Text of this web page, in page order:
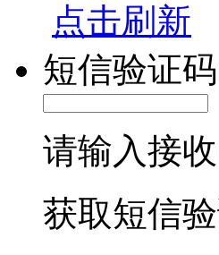
点击刷新
短信验证码
请输入接
获取短信